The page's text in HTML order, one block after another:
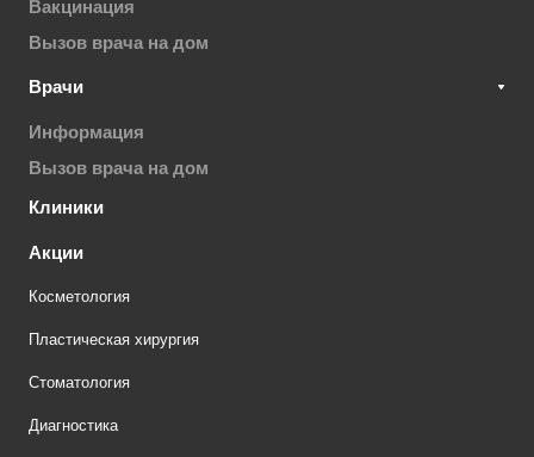
Вакцинация
Вызов врача на дом
Врачи
Информация
Вызов врача на дом
Клиники
Акции
Косметология
Пластическая хирургия
Стоматология
Диагностика